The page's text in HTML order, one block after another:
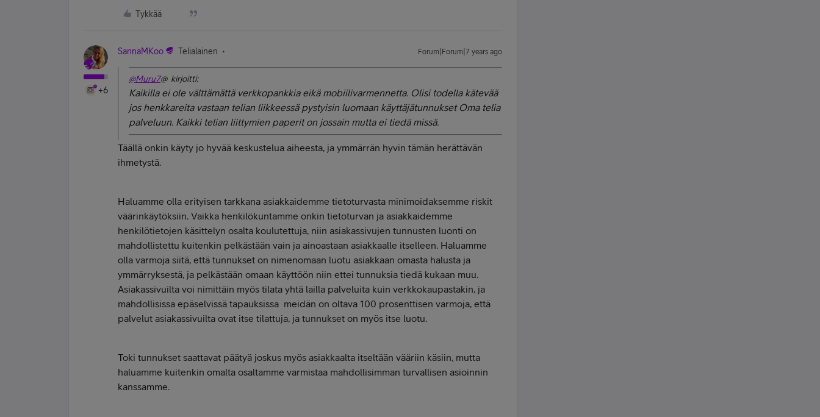
Tykkää
+6
SannaMKoo Telialainen Forum|Forum|7 years ago
@Muru7@ kirjoitti:
Kaikilla ei ole välttämättä verkkopankkia eikä mobiilivarmennetta. Olisi todella kätevää
jos henkkareita vastaan telian liikkeessä pystyisin luomaan käyttäjätunnukset Oma telia
palveluun. Kaikki telian liittymien paperit on jossain mutta ei tiedä missä.
Täällä onkin käyty jo hyvää keskustelua aiheesta, ja ymmärrän hyvin tämän herättävän
ihmetystä.
Haluamme olla erityisen tarkkana asiakkaidemme tietoturvasta minimoidaksemme riskit
väärinkäytöksiin. Vaikka henkilökuntamme onkin tietoturvan ja asiakkaidemme
henkilötietojen käsittelyn osalta koulutettuja, niin asiakassivujen tunnusten luonti on
mahdollistettu kuitenkin pelkästään vain ja ainoastaan asiakkaalle itselleen. Haluamme
olla varmoja siitä, että tunnukset on nimenomaan luotu asiakkaan omasta halusta ja
ymmärryksestä, ja pelkästään omaan käyttöön niin ettei tunnuksia tiedä kukaan muu.
Asiakassivuilta voi nimittäin myös tilata yhtä lailla palveluita kuin verkkokaupastakin, ja
mahdollisissa epäselvissä tapauksissa meidän on oltava 100 prosenttisen varmoja, että
palvelut asiakassivuilta ovat itse tilattuja, ja tunnukset on myös itse luotu.
Toki tunnukset saattavat päätyä joskus myös asiakkaalta itseltään vääriin käsiin, mutta
haluamme kuitenkin omalta osaltamme varmistaa mahdollisimman turvallisen asioinnin
kanssamme.